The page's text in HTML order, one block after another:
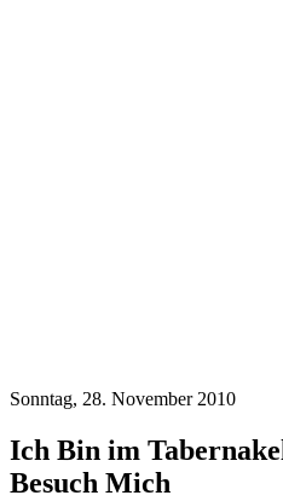
Sonntag, 28. November 2010
Ich Bin im
Besuch Mich